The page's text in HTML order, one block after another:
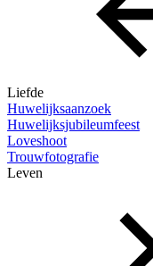
Liefde
Huwelijksaanzoek
Huwelijksjubileumfeest
Loveshoot
Trouwfotografie
Leven